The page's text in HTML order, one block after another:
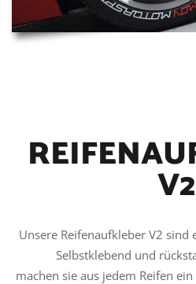
V2
Unsere Reifenaufkleber V2
Selbstklebend und
machen sie aus jedem Reifen